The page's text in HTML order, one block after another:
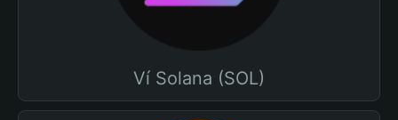
Ví Solana (SOL)